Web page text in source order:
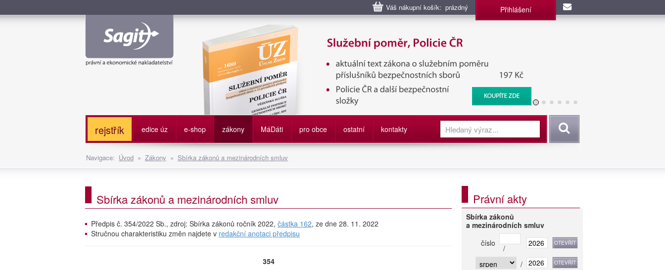
Váš nákupní košík: prázdný Přihlášení
Služební poměr příslušníků bezpečnostních sborů, Policie ČR, Vězeňská služba, BIS, Zpravodajské
služby
rejstřík edice úz e-shop zákony MáDáti pro obce ostatní kontakty Vyhledat
Navigace: Úvod » Zákony » Sbírka zákonů a mezinárodních smluv
Sbírka zákonů a mezinárodních smluv
Předpis č. 354/2022 Sb., zdroj: Sbírka zákonů ročník 2022, částka 162, ze dne 28. 11. 2022
Stručnou charakteristiku změn najdete v redakční anotaci předpisu
354
Právní akty
Sbírka zákonů
a mezinárodních smluv
číslo
/
/